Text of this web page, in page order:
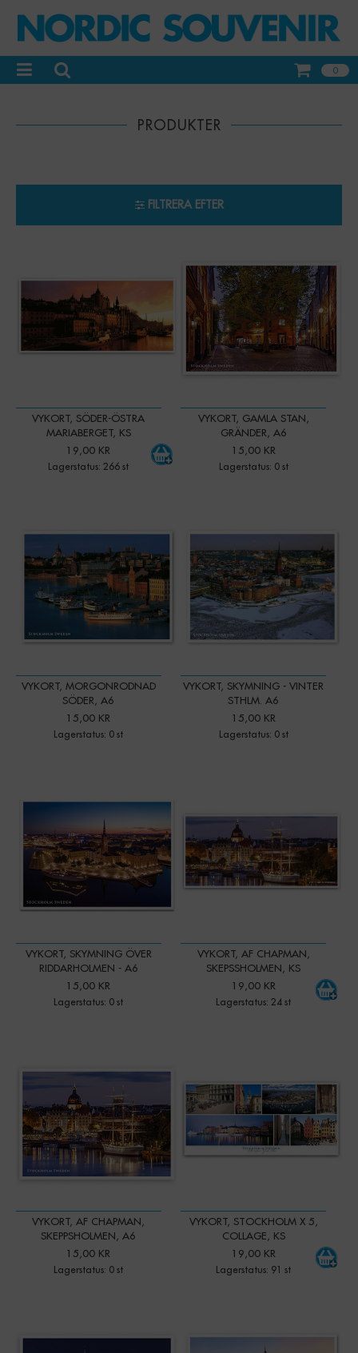
0
PRODUKTER
FILTRERA EFTER
VYKORT, SÖDER-ÖSTRA
MARIABERGET, KS
19,00 KR
Lagerstatus: 266 st
VYKORT, GAMLA STAN,
GRÄNDER, A6
15,00 KR
Lagerstatus: 0 st
VYKORT, MORGONRODNAD
SÖDER, A6
15,00 KR
Lagerstatus: 0 st
VYKORT, SKYMNING - VINTER
STHLM. A6
15,00 KR
Lagerstatus: 0 st
VYKORT, SKYMNING ÖVER
RIDDARHOLMEN - A6
15,00 KR
Lagerstatus: 0 st
VYKORT, AF CHAPMAN,
SKEPSSHOLMEN, KS
19,00 KR
Lagerstatus: 24 st
VYKORT, AF CHAPMAN,
SKEPPSHOLMEN, A6
15,00 KR
Lagerstatus: 0 st
VYKORT, STOCKHOLM X 5,
COLLAGE, KS
19,00 KR
Lagerstatus: 91 st